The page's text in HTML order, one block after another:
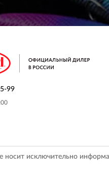
99
носит исключительно